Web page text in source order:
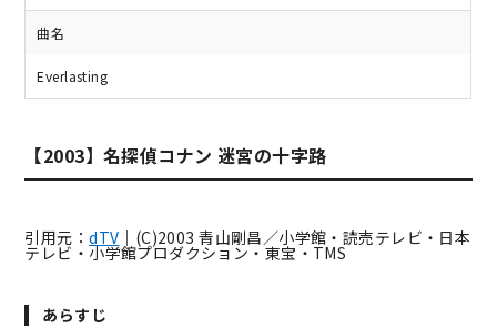
曲名
Everlasting
【2003】名探偵コナン 迷宮の十字路
引用元：dTV ｜(C)2003 青山剛昌／小学館・読売テレビ・日本
テレビ・小学館プロダクション・東宝・TMS
あらすじ